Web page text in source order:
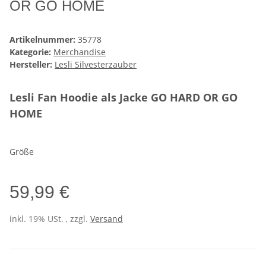
OR GO HOME
Artikelnummer: 35778
Kategorie: Merchandise
Hersteller: Lesli Silvesterzauber
Lesli Fan Hoodie als Jacke GO HARD OR GO
HOME
Größe
59,99 €
inkl. 19% USt. , zzgl. Versand